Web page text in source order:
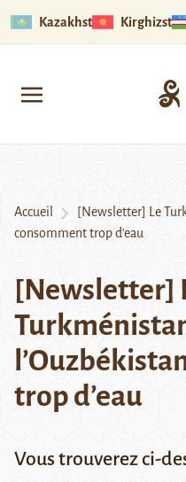
Kazakhstan Kirghizstan
Accueil
[Newsletter] Le
consomment trop d’eau
[Newsletter]
trop d’eau
Vous trouverez ci-